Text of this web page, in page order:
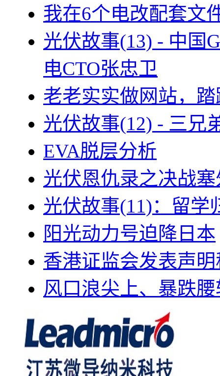
我在6个电改配套文
光伏故事(13) - 中国
电CTO张忠卫
老老实实做网站，
光伏故事(12) - 三兄
EVA脱层分析
光伏恩仇录之决战
光伏故事(11)：留学
阳光动力号迫降日本
香港证监会发表声
风口浪尖上、暴跌